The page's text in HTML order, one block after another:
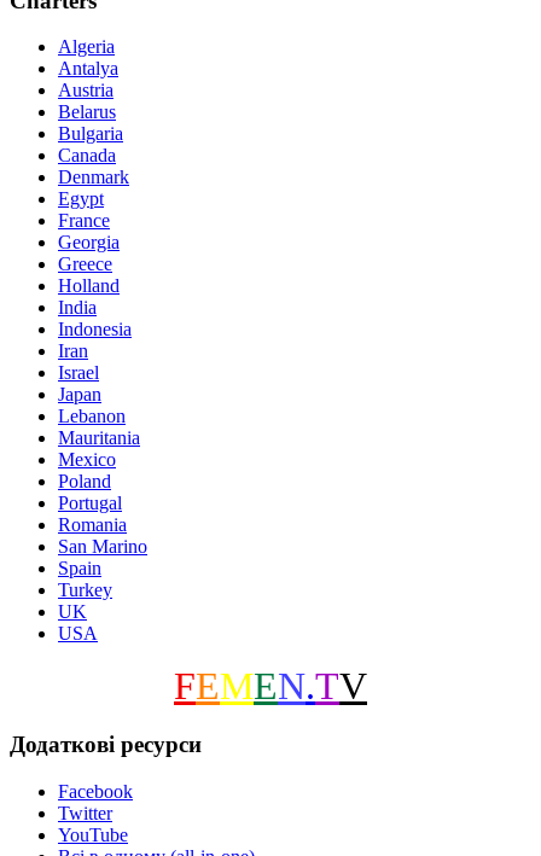
Algeria
Antalya
Austria
Belarus
Bulgaria
Canada
Denmark
Egypt
France
Georgia
Greece
Holland
India
Indonesia
Iran
Israel
Japan
Lebanon
Mauritania
Mexico
Poland
Portugal
Romania
San Marino
Spain
Turkey
UK
USA
FEMEN.TV
Додаткові ресурси
Facebook
Twitter
YouTube